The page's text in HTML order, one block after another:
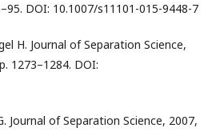
DOI: 10.1007/s11101-015-9448-7
H. Journal of Separation Science,
1273–1284. DOI:
Journal of Separation Science, 2007,